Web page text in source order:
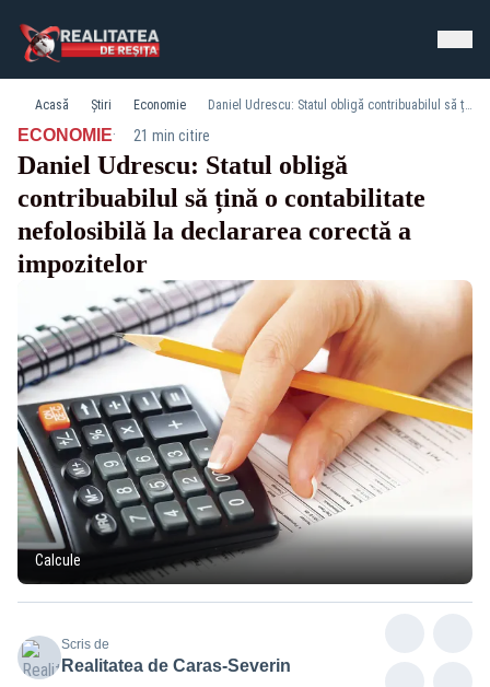
Acasă Știri Economie Daniel Udrescu: Statul obligă contribuabilul să țină o contabilitate nefolosibilă la declararea corectă a impozitelor
ECONOMIE· 21 min citire
Daniel Udrescu: Statul obligă
contribuabilul să țină o contabilitate
nefolosibilă la declararea corectă a
impozitelor
Calcule
Scris de
Realitatea de Caras-Severin